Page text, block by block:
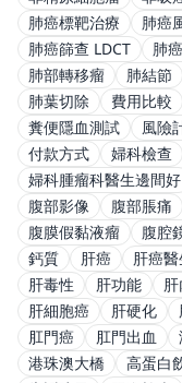
肺癌標靶治療
肺癌
肺癌篩查 LDCT
肺
肺部轉移瘤
肺結節
肺葉切除
費用比較
糞便隱血測試
風險
付款方式
婦科檢查
婦科腫瘤科醫生邊間好
腹部影像
腹部脹痛
腹膜假黏液瘤
腹腔
鈣質
肝癌 肝癌
肝毒性
肝功能
肝細胞癌
肝硬化
肛門癌
肛門出血
港珠澳大橋
高蛋白